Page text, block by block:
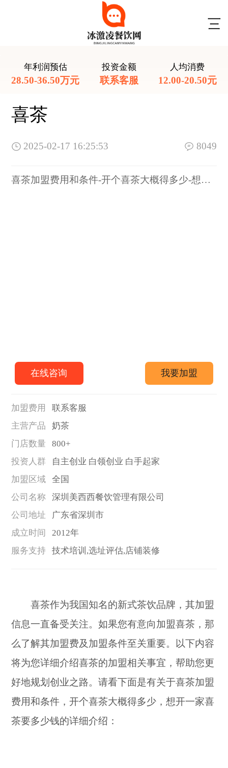
年利润预估
28.50-36.50万元
投资金额
联系客服
人均消费
12.00-20.50元
喜茶
2025-02-17 16:25:53 8049
喜茶加盟费用和条件-开个喜茶大概得多少-想开一家喜茶要多少钱
在线咨询 我要加盟
加盟费用
联系客服
主营产品
奶茶
门店数量
800+
投资人群
自主创业 白领创业 白手起家
加盟区域
全国
公司名称
深圳美西西餐饮管理有限公司
公司地址
广东省深圳市
成立时间
2012年
服务支持
技术培训,选址评估,店铺装修
喜茶作为我国知名的新式茶饮品牌，其加盟
信息一直备受关注。如果您有意向加盟喜茶，那
么了解其加盟费及加盟条件至关重要。以下内容
将为您详细介绍喜茶的加盟相关事宜，帮助您更
好地规划创业之路。请看下面是有关于喜茶加盟
费用和条件，开个喜茶大概得多少，想开一家喜
茶要多少钱的详细介绍：